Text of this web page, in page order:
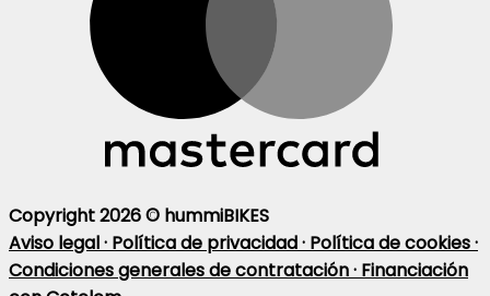
Copyright 2026 © hummiBIKES
Aviso legal · Política de privacidad · Política de cookies ·
Condiciones generales de contratación · Financiación